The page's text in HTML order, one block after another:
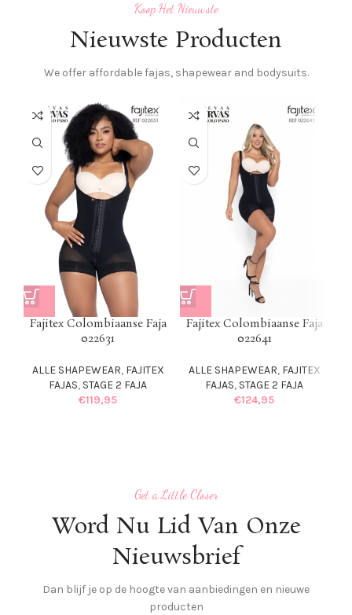
Koop Het Nieuwste
Nieuwste Producten
We offer affordable fajas, shapewear and bodysuits.
Fajitex Colombiaanse Faja
022631
ALLE SHAPEWEAR, FAJITEX
FAJAS, STAGE 2 FAJA
€119,95
Fajitex Colombiaanse Faja
022641
ALLE SHAPEWEAR, FAJITEX
FAJAS, STAGE 2 FAJA
€124,95
Get a Little Closer
Word Nu Lid Van Onze
Nieuwsbrief
Dan blijf je op de hoogte van aanbiedingen en nieuwe
producten